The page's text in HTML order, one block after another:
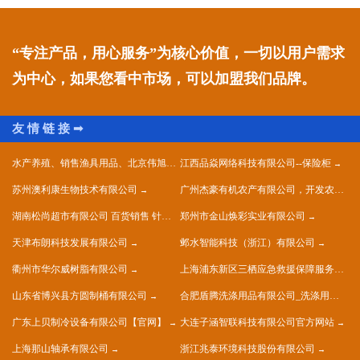
“专注产品，用心服务”为核心价值，一切以用户需求
为中心，如果您看中市场，可以加盟我们品牌。
水产养殖、销售渔具用品、北京伟旭水产养殖有限公司 江西品焱网络科技有限公司--保险柜
苏州澳利康生物技术有限公司 广州杰豪有机农产有限公司，开发农庄，种植果树，花卉及种苗繁殖，禽畜水产养殖及加工
湖南松尚超市有限公司 百货销售 针纺织品销售 五金销售 郑州市金山焕彩实业有限公司
天津布朗科技发展有限公司 邺水智能科技（浙江）有限公司
衢州市华尔威树脂有限公司 上海浦东新区三栖应急救援保障服务中心
山东省博兴县方圆制桶有限公司 合肥盾腾洗涤用品有限公司_洗涤用品生产_洗涤用品加工
广东上贝制冷设备有限公司【官网】 大连子涵智联科技有限公司官方网站
上海那山轴承有限公司 浙江兆泰环境科技股份有限公司